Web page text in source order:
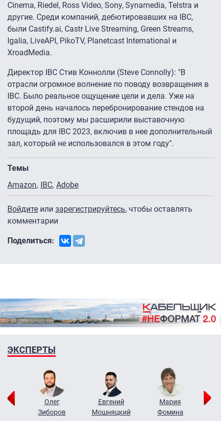
Cinema, Riedel, Ross Video, Sony, Synamedia, Telstra и
другие. Среди компаний, дебютировавших на IBC,
были Castify.ai, Castr Live Streaming, Green Streams,
Igalia, LiveAPI, PikoTV, Planetcast International и
XroadMedia.
Директор IBC Стив Коннолли (Steve Connolly): "В
отрасли огромное волнение по поводу возвращения в
IBC. Было реальное ощущение цели и дела. Уже на
второй день началось перебронирование стендов на
будущий, поэтому мы расширили выставочную
площадь для IBC 2023, включив в нее дополнительный
зал, который не использовался в этом году".
Темы
Amazon
IBC Adobe
Войдите или зарегистрируйтесь, чтобы оставлять
комментарии
Поделиться:
ЭКСПЕРТЫ
Олег
Зиборов
Евгений
Мошняцкий
Мария
Фомина